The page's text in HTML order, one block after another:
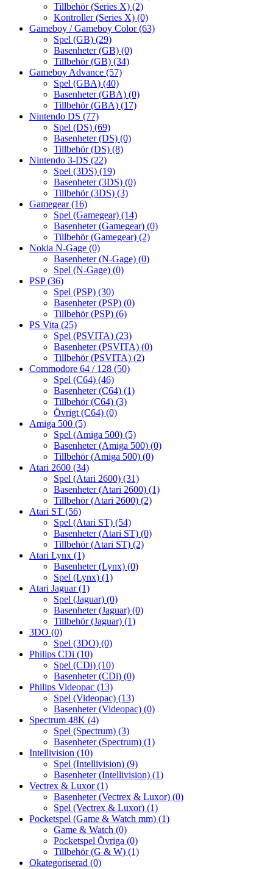
Tillbehör (Series X) (2)
Kontroller (Series X) (0)
Gameboy / Gameboy Color(63)
Spel (GB) (29)
Basenheter (GB) (0)
Tillbehör (GB) (34)
Gameboy Advance (57)
Spel (GBA) (40)
Basenheter (GBA) (0)
Tillbehör (GBA) (17)
Nintendo DS (77)
Spel (DS) (69)
Basenheter (DS) (0)
Tillbehör (DS) (8)
Nintendo 3-DS (22)
Spel (3DS) (19)
Basenheter (3DS) (0)
Tillbehör (3DS) (3)
Gamegear(16)
Spel (Gamegear) (14)
Basenheter (Gamegear) (0)
Tillbehör (Gamegear) (2)
Nokia N-Gage (0)
Basenheter (N-Gage) (0)
Spel (N-Gage) (0)
PSP(36)
Spel (PSP) (30)
Basenheter (PSP) (0)
Tillbehör (PSP) (6)
PS Vita (25)
Spel (PSVITA) (23)
Basenheter (PSVITA) (0)
Tillbehör (PSVITA) (2)
Commodore 64 / 128 (50)
Spel (C64) (46)
Basenheter (C64) (1)
Tillbehör (C64) (3)
Övrigt (C64) (0)
Amiga 500 (5)
Spel (Amiga 500) (5)
Basenheter (Amiga 500) (0)
Tillbehör (Amiga 500) (0)
Atari 2600 (34)
Spel (Atari 2600) (31)
Basenheter (Atari 2600) (1)
Tillbehör (Atari 2600) (2)
Atari ST (56)
Spel (Atari ST) (54)
Basenheter (Atari ST) (0)
Tillbehör (Atari ST) (2)
Atari Lynx (1)
Basenheter (Lynx) (0)
Spel (Lynx) (1)
Atari Jaguar(1)
Spel (Jaguar) (0)
Basenheter (Jaguar) (0)
Tillbehör (Jaguar) (1)
3DO (0)
Spel (3DO) (0)
Philips CDi (10)
Spel (CDi) (10)
Basenheter (CDi) (0)
Philips Videopac (13)
Spel (Videopac) (13)
Basenheter (Videopac) (0)
Spectrum 48K (4)
Spel (Spectrum) (3)
Basenheter (Spectrum) (1)
Intellivision (10)
Spel (Intellivision) (9)
Basenheter (Intellivision) (1)
Vectrex & Luxor(1)
Basenheter (Vectrex & Luxor) (0)
Spel (Vectrex & Luxor) (1)
Pocketspel (Game & Watch mm) (1)
Game & Watch (0)
Pocketspel Övriga (0)
Tillbehör (G & W) (1)
Okategoriserad (0)